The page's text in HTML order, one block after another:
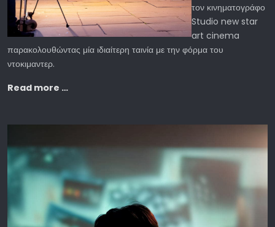
τον κινηματογράφο
Studio new star
art cinema
παρακολουθώντας μία ιδιαίτερη ταινία με την φόρμα του
ντοκιμαντερ.
Read more …